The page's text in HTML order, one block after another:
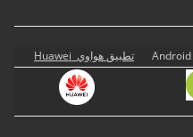
تطبيق هواوي Huawei